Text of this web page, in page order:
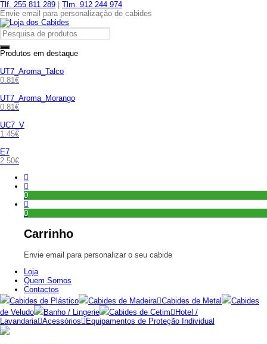
Tlf. 255 811 289
Tlm. 912 244 974
Envie email para personalização de cabides
Produtos em destaque
UT7_Aroma_Talco
0.81€
UT7_Aroma_Morango
0.81€
UC7_V
1.45€
E7
2.50€
0
0
Carrinho
Envie email para personalizar o seu cabide
Loja
Quem Somos
Contactos
Cabides de Plástico
Cabides de Madeira Cabides de Metal
Cabides
de Veludo
Banho / Lingerie Cabides de Cetim
Hotel /
Lavandaria Acessórios Equipamentos de Proteção Individual